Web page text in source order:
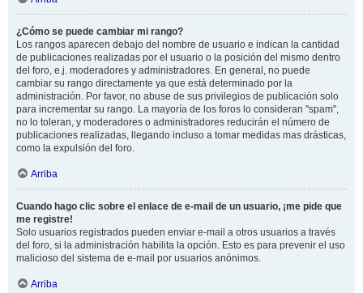
¿Cómo se puede cambiar mi rango?
Los rangos aparecen debajo del nombre de usuario e indican la cantidad
de publicaciones realizadas por el usuario o la posición del mismo dentro
del foro, e.j. moderadores y administradores. En general, no puede
cambiar su rango directamente ya que está determinado por la
administración. Por favor, no abuse de sus privilegios de publicación solo
para incrementar su rango. La mayoría de los foros lo consideran "spam",
no lo toleran, y moderadores o administradores reducirán el número de
publicaciones realizadas, llegando incluso a tomar medidas mas drásticas,
como la expulsión del foro.
Arriba
Cuando hago clic sobre el enlace de e-mail de un usuario, ¡me pide que
me registre!
Solo usuarios registrados pueden enviar e-mail a otros usuarios a través
del foro, si la administración habilita la opción. Esto es para prevenir el uso
malicioso del sistema de e-mail por usuarios anónimos.
Arriba